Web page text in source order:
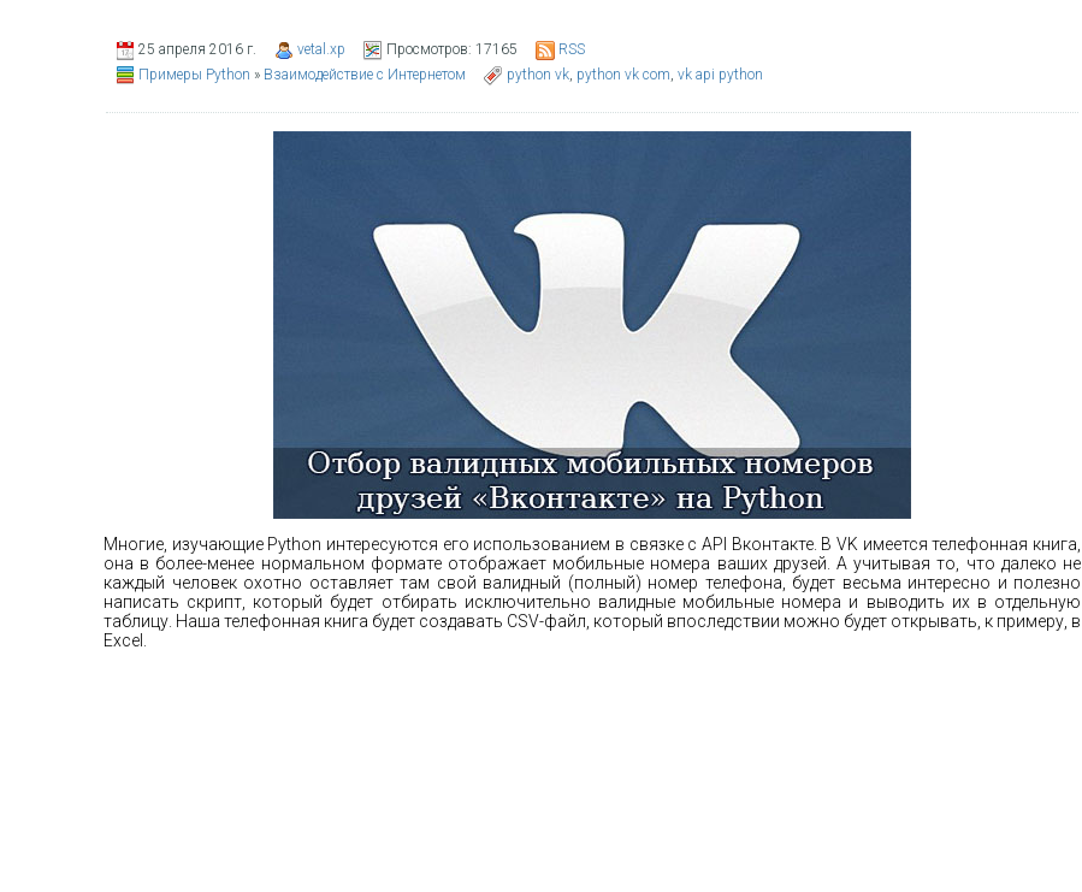
25 апреля 2016 г. vetal.xp Просмотров: 17165
RSS
Примеры Python » Взаимодействие с Интернетом python vk, python vk com, vk api python
Многие, изучающие Python интересуются его использованием в связке с API Вконтакте. В VK имеется телефонная книга,
она в более-менее нормальном формате отображает мобильные номера ваших друзей. А учитывая то, что далеко не
каждый человек охотно оставляет там свой валидный (полный) номер телефона, будет весьма интересно и полезно
написать скрипт, который будет отбирать исключительно валидные мобильные номера и выводить их в отдельную
таблицу. Наша телефонная книга будет создавать CSV-файл, который впоследствии можно будет открывать, к примеру, в
Excel.